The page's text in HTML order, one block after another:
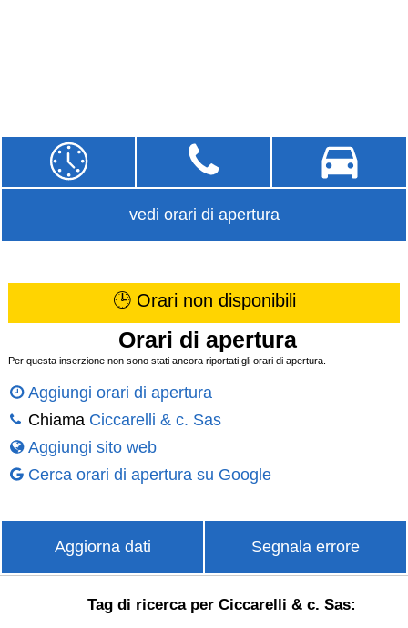
vedi orari di apertura
🕒 Orari non disponibili
Orari di apertura
Per questa inserzione non sono stati ancora riportati gli orari di apertura.
Aggiungi orari di apertura
Chiama Ciccarelli & c. Sas
Aggiungi sito web
Cerca orari di apertura su Google
Aggiorna dati Segnala errore
Tag di ricerca per Ciccarelli & c. Sas: